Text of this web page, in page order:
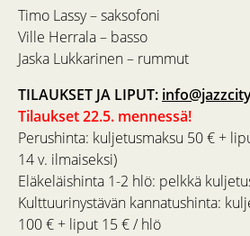
Timo Lassy – saksofoni
Ville Herrala – basso
Jaska Lukkarinen – rummut
TILAUKSET JA LIPUT:
Tilaukset 22.5. mennessä!
Perushinta: kuljetusmaksu 50 € +
14 v. ilmaiseksi)
Eläkeläishinta 1-2 hlö: pelkkä
Kulttuurinystävän kannatushinta:
100 € + liput 15 € / hlö